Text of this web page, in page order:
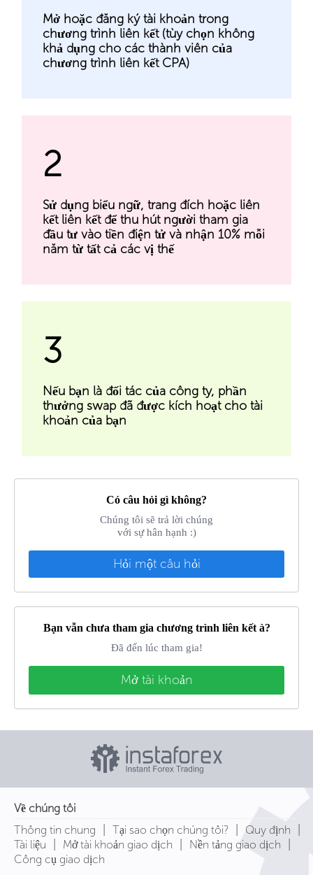
Mở hoặc đăng ký tài khoản trong
chương trình liên kết (tùy chọn không
khả dụng cho các thành viên của
chương trình liên kết CPA)
2
Sử dụng biểu ngữ, trang đích hoặc liên
kết liên kết để thu hút người tham gia
đầu tư vào tiền điện tử và nhận 10% mỗi
năm từ tất cả các vị thế
3
Nếu bạn là đối tác của công ty, phần
thưởng swap đã được kích hoạt cho tài
khoản của bạn
Có câu hỏi gì không?
Chúng tôi sẽ trả lời chúng
với sự hân hạnh :)
Hỏi một câu hỏi
Bạn vẫn chưa tham gia chương trình liên kết à?
Đã đến lúc tham gia!
Mở tài khoản
Về chúng tôi
Thông tin chung
| Tại sao chọn chúng tôi? | Quy định |
Tài liệu | Mở tài khoản giao dịch | Nền tảng giao dịch |
Công cụ giao dịch